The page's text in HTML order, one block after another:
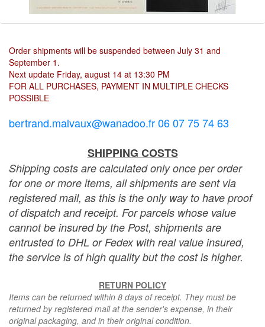
Order shipments will be suspended between July 31 and
September 1.
Next update Friday, august 14 at 13:30 PM
FOR ALL PURCHASES, PAYMENT IN MULTIPLE CHECKS
POSSIBLE
bertrand.malvaux@wanadoo.fr 06 07 75 74 63
SHIPPING COSTS
Shipping costs are calculated only once per order
for one or more items, all shipments are sent via
registered mail, as this is the only way to have proof
of dispatch and receipt. For parcels whose value
cannot be insured by the Post, shipments are
entrusted to DHL or Fedex with real value insured,
the service is of high quality but the cost is higher.
RETURN POLICY
Items can be returned within 8 days of receipt. They must be
returned by registered mail at the sender's expense, in their
original packaging, and in their original condition.